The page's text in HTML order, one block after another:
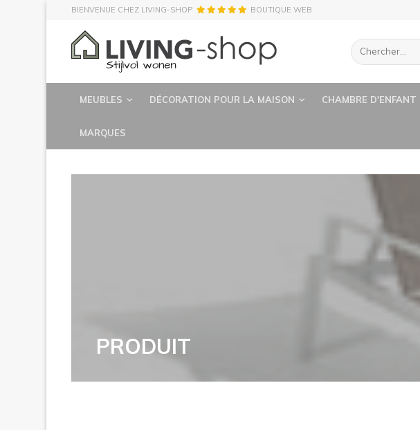
BIENVENUE CHEZ LIVING-SHOP BOUTIQUE WEB
MEUBLES DÉCORATION POUR LA MAISON CHAMBRE D'ENFANT
MARQUES
PRODUIT